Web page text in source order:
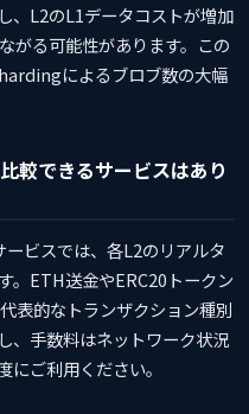
、L2のL1データコストが増加
がる可能性があります。この
によるブロブ数の大幅
較できるサービスはあり
ビスでは、各L2のリアルタ
。ETH送金やERC20トークン
表的なトランザクション種別
、手数料はネットワーク状況
ご利用ください。